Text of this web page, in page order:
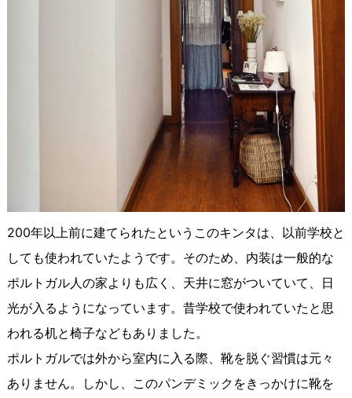
200年以上前に建てられたというこのキンタは、以前学校と
しても使われていたようです。そのため、内装は一般的な
ポルトガル人の家よりも広く、天井に窓がついていて、日
光が入るようになっています。昔学校で使われていたと思
われる机と椅子などもありました。
ポルトガルでは外から室内に入る際、靴を脱ぐ習慣は元々
ありません。しかし、このパンデミックをきっかけに靴を